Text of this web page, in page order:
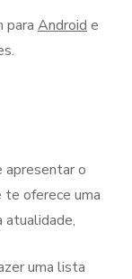
para Android e
apresentar o
te oferece uma
atualidade,
uma lista